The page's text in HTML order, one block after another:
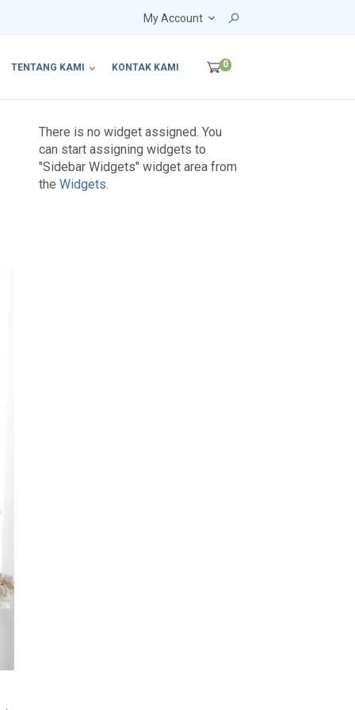
My Account
TENTANG KAMI KONTAK KAMI 0
There is no widget assigned. You
can start assigning widgets to
"Sidebar Widgets" widget area from
theWidgets.